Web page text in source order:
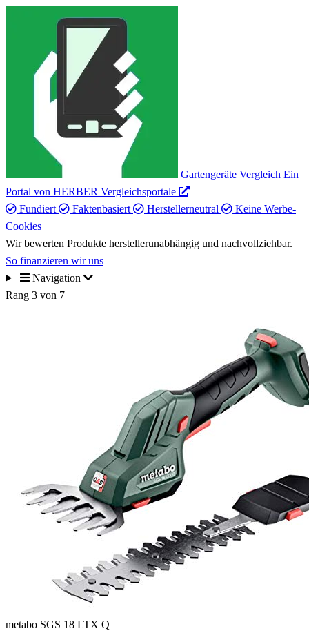
Gartengeräte Vergleich Ein
Portal von HERBER Vergleichsportale
Fundiert
Faktenbasiert Herstellerneutral
Keine Werbe-
Cookies
Wir bewerten Produkte herstellerunabhängig und nachvollziehbar.
So finanzieren wir uns
Navigation
Rang 3 von 7
metabo SGS 18 LTX Q